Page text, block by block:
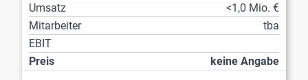
Umsatz
<1,0 Mio. €
Mitarbeiter
tba
EBIT
Preis
keine Angabe